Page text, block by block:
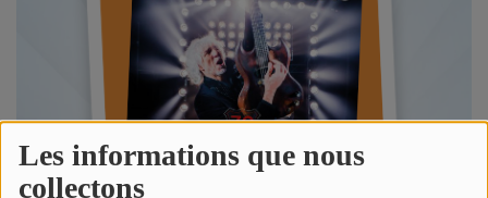
Les informations que nous
collectons
Jeu concours
Contactez-nous